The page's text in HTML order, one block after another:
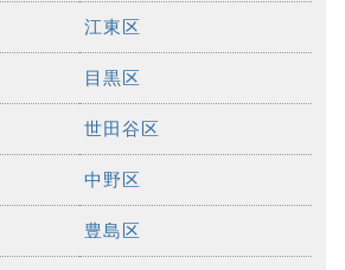
江東区
目黒区
世田谷区
中野区
豊島区